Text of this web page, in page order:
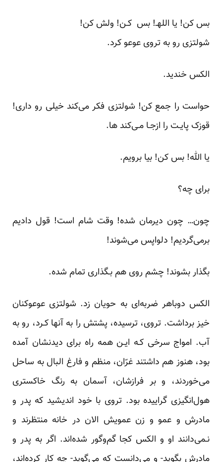
بس کن! یا اللهـ! بس ‌ ‌کـن! ولش کن!
شولتزی رو به تروی عوعو‌ کرد.
الکس خندید.
حواست را جمع کن! شولتزی فکر می‌کند خیلی رو داری!
قوزک پایـت را ازجـا مـی‌کند ها.
یا‌ الله! بس‌ کن! بیا برویم.
برای چه؟
چون… چون دیرمان شده! وقت شام است! قول دادیم
برمی‌گردیم! دلواپس می‌شوند!
بگذار‌ بشوند! چشم‌ روی هم بـگذاری تمام شده.
الکس دوباهر ضربه‌ای به حویان زد. شولتزی عوعوکنان
خیز برداشت. تروی، ترسیده، پشتش‌ را‌ به‌ آنها کـرد، رو به
آب. امواج سرخی کـه ایـن همه راه برای دیدنشان آمده
بود، هنوز هم‌ داشتند‌ غرّان، منظم و فارغ البال به ساحل
می‌خوردند، و بر فرازشان، آسمان به رنگ خاکستری
هول‌انگیزی‌ گراییده‌ بود. تروی‌ با خود اندیشید که پدر و
مادرش و عمو و زن عمویش الان در‌ خانه‌ منتظرند و
نـمی‌دانند او و الکس کجا گم‌وگور شده‌اند. اگر به پدر و
مادرش‌ بگوید- و‌ می‌دانست‌ که می‌گوید- چه کار کرده‌اند،